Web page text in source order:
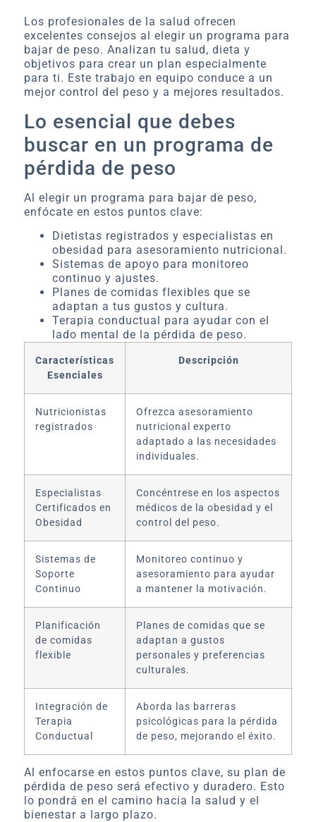
Los profesionales de la salud ofrecen
excelentes consejos al elegir un programa para
bajar de peso. Analizan tu salud, dieta y
objetivos para crear un plan especialmente
para ti. Este trabajo en equipo conduce a un
mejor control del peso y a mejores resultados.
Lo esencial que debes
buscar en un programa de
pérdida de peso
Al elegir un programa para bajar de peso,
enfócate en estos puntos clave:
Dietistas registrados y especialistas en
obesidad para asesoramiento nutricional.
Sistemas de apoyo para monitoreo
continuo y ajustes.
Planes de comidas flexibles que se
adaptan a tus gustos y cultura.
Terapia conductual para ayudar con el
lado mental de la pérdida de peso.
Características
Esenciales
Descripción
Nutricionistas
registrados
Ofrezca asesoramiento
nutricional experto
adaptado a las necesidades
individuales.
Especialistas
Certificados en
Obesidad
Concéntrese en los aspectos
médicos de la obesidad y el
control del peso.
Sistemas de
Soporte
Continuo
Monitoreo continuo y
asesoramiento para ayudar
a mantener la motivación.
Planificación
de comidas
flexible
Planes de comidas que se
adaptan a gustos
personales y preferencias
culturales.
Integración de
Terapia
Conductual
Aborda las barreras
psicológicas para la pérdida
de peso, mejorando el éxito.
Al enfocarse en estos puntos clave, su plan de
pérdida de peso será efectivo y duradero. Esto
lo pondrá en el camino hacia la salud y el
bienestar a largo plazo.